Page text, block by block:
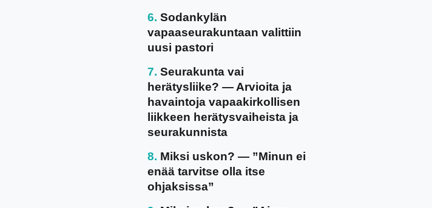
Sodankylän
vapaaseurakuntaan valittiin
uusi pastori
Seurakunta vai
herätysliike? — Arvioita ja
havaintoja vapaakirkollisen
liikkeen herätysvaiheista ja
seurakunnista
Miksi uskon? — ”Minun ei
enää tarvitse olla itse
ohjaksissa”